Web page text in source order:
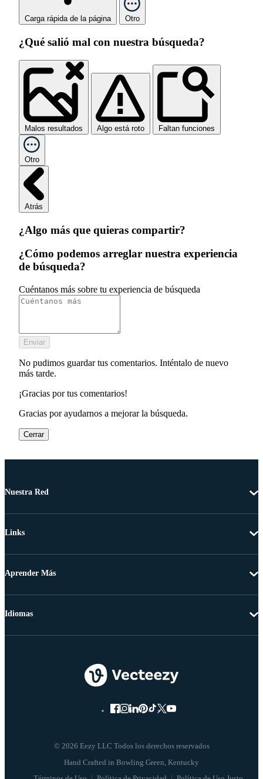
Carga rápida de la página Otro
¿Qué salió mal con nuestra búsqueda?
Malos resultados Algo está roto Faltan funciones
Otro
Atrás
¿Algo más que quieras compartir?
¿Cómo podemos arreglar nuestra experiencia
de búsqueda?
Cuéntanos más sobre tu experiencia de búsqueda
Enviar
No pudimos guardar tus comentarios. Inténtalo de nuevo
más tarde.
¡Gracias por tus comentarios!
Gracias por ayudarnos a mejorar la búsqueda.
Cerrar
Nuestra Red
Links
Aprender Más
© 2026 Eezy LLC Todos los derechos reservados
Idiomas